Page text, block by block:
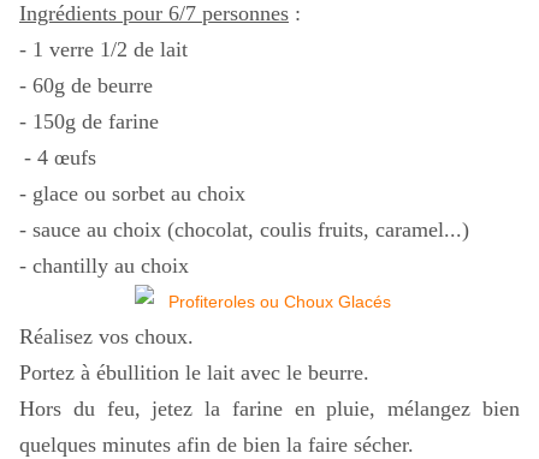
Ingrédients pour 6/7 personnes :
- 1 verre 1/2 de lait
- 60g de beurre
- 150g de farine
- 4 œufs
- glace ou sorbet au choix
- sauce au choix (chocolat, coulis fruits, caramel...)
- chantilly au choix
Réalisez vos choux.
Portez à ébullition le lait avec le beurre.
Hors du feu, jetez la farine en pluie, mélangez bien
quelques minutes afin de bien la faire sécher.